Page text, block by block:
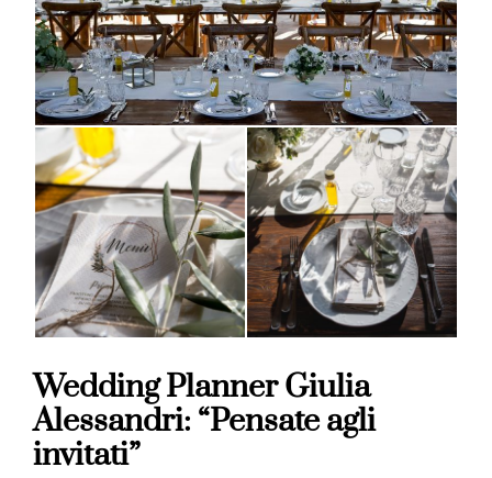
Wedding Planner Giulia
Alessandri: “Pensate agli
invitati”